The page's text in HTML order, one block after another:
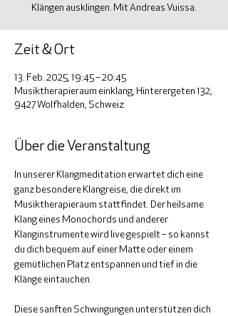
Klängen ausklingen. Mit Andreas Vuissa.
Zeit & Ort
13. Feb. 2025, 19:45 – 20:45
Musiktherapieraum einklang, Hinterergeten 132,
9427 Wolfhalden, Schweiz
Über die Veranstaltung
In unserer Klangmeditation erwartet dich eine
ganz besondere Klangreise, die direkt im
Musiktherapieraum stattfindet. Der heilsame
Klang eines Monochords und anderer
Klanginstrumente wird live gespielt – so kannst
du dich bequem auf einer Matte oder einem
gemütlichen Platz entspannen und tief in die
Klänge eintauchen.
Diese sanften Schwingungen unterstützen dich